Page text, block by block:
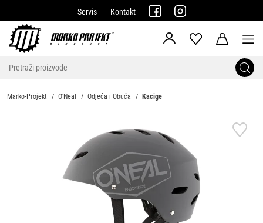
Servis Kontakt
Marko-Projekt O'Neal Odjeća i Obuća Kacige